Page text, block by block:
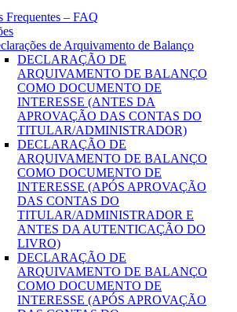
Frequentes – FAQ
de Arquivamento de Balanço
DECLARAÇÃO DE
ARQUIVAMENTO DE BALANÇO
COMO DOCUMENTO DE
INTERESSE (ANTES DA
APROVAÇÃO DAS CONTAS DO
TITULAR/ADMINISTRADOR)
DECLARAÇÃO DE
ARQUIVAMENTO DE BALANÇO
COMO DOCUMENTO DE
INTERESSE (APÓS APROVAÇÃO
DAS CONTAS DO
TITULAR/ADMINISTRADOR E
ANTES DA AUTENTICAÇÃO DO
LIVRO)
DECLARAÇÃO DE
ARQUIVAMENTO DE BALANÇO
COMO DOCUMENTO DE
INTERESSE (APÓS APROVAÇÃO